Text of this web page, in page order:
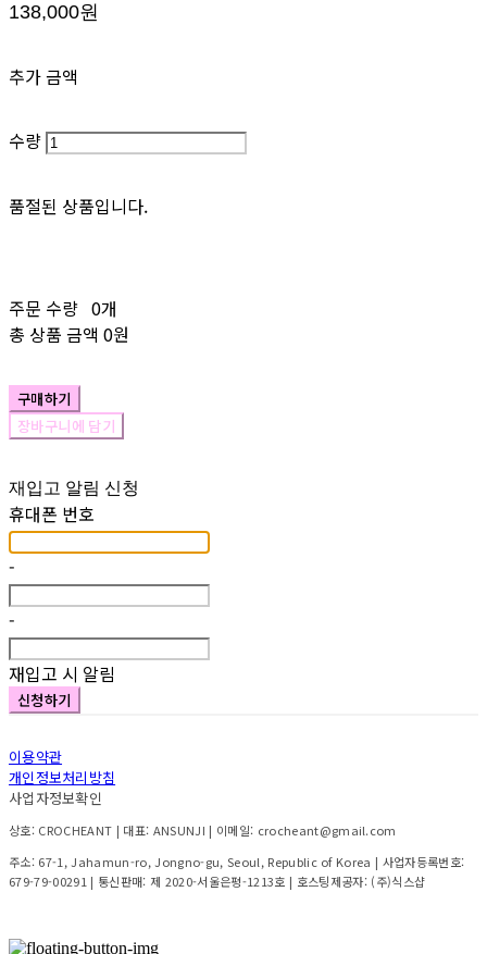
138,000원
추가 금액
수량
품절된 상품입니다.
주문 수량 0개
총 상품 금액 0원
구매하기
장바구니에 담기
재입고 알림 신청
휴대폰 번호
-
-
재입고 시 알림
신청하기
이용약관
개인정보처리방침
사업자정보확인
상호: CROCHEANT | 대표: ANSUNJI | 이메일: crocheant@gmail.com
주소: 67-1, Jahamun-ro, Jongno-gu, Seoul, Republic of Korea | 사업자등록번호:
679-79-00291 | 통신판매: 제 2020-서울은평-1213호 | 호스팅제공자: (주)식스샵